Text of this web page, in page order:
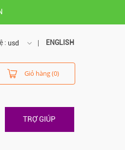
: usd
usd
vnd
ENGLISH
Giỏ hàng (0)
TRỢ GIÚP